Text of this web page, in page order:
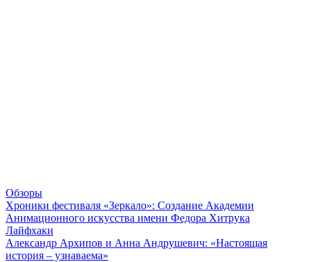
Обзоры
Хроники фестиваля «Зеркало»: Создание Академии
Анимационного искусства имени Федора Хитрука
Лайфхаки
Александр Архипов и Анна Андрушевич: «Настоящая
история – узнаваема»